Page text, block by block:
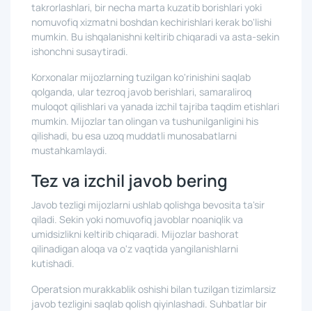
takrorlashlari, bir necha marta kuzatib borishlari yoki
nomuvofiq xizmatni boshdan kechirishlari kerak bo'lishi
mumkin. Bu ishqalanishni keltirib chiqaradi va asta-sekin
ishonchni susaytiradi.
Korxonalar mijozlarning tuzilgan ko'rinishini saqlab
qolganda, ular tezroq javob berishlari, samaraliroq
muloqot qilishlari va yanada izchil tajriba taqdim etishlari
mumkin. Mijozlar tan olingan va tushunilganligini his
qilishadi, bu esa uzoq muddatli munosabatlarni
mustahkamlaydi.
Tez va izchil javob bering
Javob tezligi mijozlarni ushlab qolishga bevosita ta'sir
qiladi. Sekin yoki nomuvofiq javoblar noaniqlik va
umidsizlikni keltirib chiqaradi. Mijozlar bashorat
qilinadigan aloqa va o'z vaqtida yangilanishlarni
kutishadi.
Operatsion murakkablik oshishi bilan tuzilgan tizimlarsiz
javob tezligini saqlab qolish qiyinlashadi. Suhbatlar bir